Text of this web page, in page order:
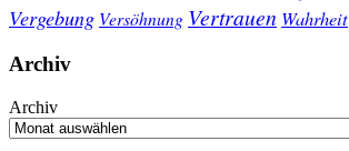
Vergebung Versöhnung Vertrauen Wahrheit
Archiv
Archiv